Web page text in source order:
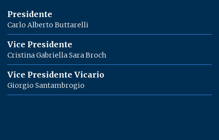
Presidente
Carlo Alberto Buttarelli
Vice Presidente
Cristina Gabriella Sara Broch
Vice Presidente Vicario
Giorgio Santambrogio